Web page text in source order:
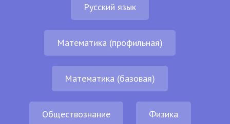
Русский язык
Математика (профильная)
Математика (базовая)
Обществознание Физика